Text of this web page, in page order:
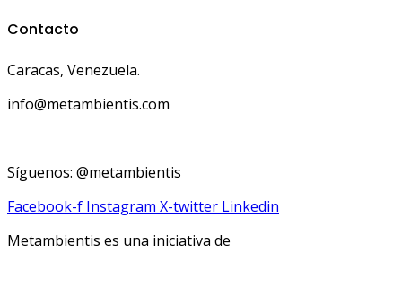
Contacto
Caracas, Venezuela.
info@metambientis.com
Síguenos: @metambientis
Facebook-f Instagram X-twitter Linkedin
Metambientis es una iniciativa de